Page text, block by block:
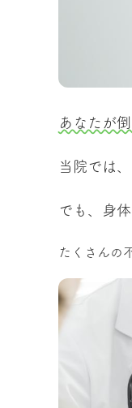
あなたが
当院では
でも、身
たくさんの